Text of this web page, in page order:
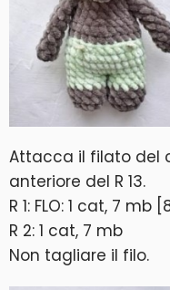
Attacca il filato del
anteriore del R 13.
R 1: FLO: 1 cat, 7 mb
R 2: 1 cat, 7 mb
Non tagliare il filo.